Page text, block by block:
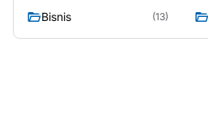
Bisnis (13)